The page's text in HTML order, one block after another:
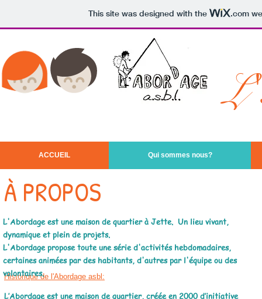
This site was designed with the .com
ACCUEIL Qui sommes nous?
À PROPOS
Historique de l'Abordage asbl:
L’Abordage est une maison de quartier, créée en 2000 d’initiative
L'Abordage est une maison de quartier à Jette. Un lieu vivant,
dynamique et plein de projets.​
​L'Abordage propose toute une série d'activités hebdomadaires,
certaines animées par des habitants, d'autres par l'équipe ou des
volontaires.